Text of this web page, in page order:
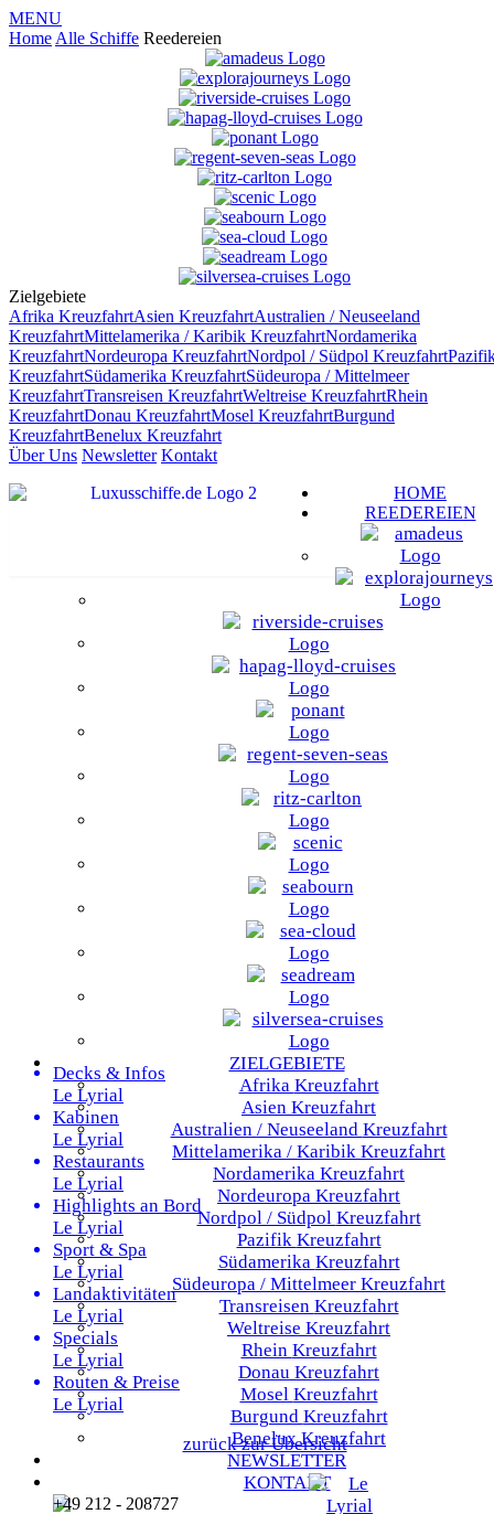
MENU
Home Alle Schiffe Reedereien
Zielgebiete
Afrika KreuzfahrtAsien KreuzfahrtAustralien / Neuseeland
KreuzfahrtMittelamerika / Karibik KreuzfahrtNordamerika
KreuzfahrtNordeuropa KreuzfahrtNordpol / Südpol Kreuzfahrt
KreuzfahrtSüdamerika KreuzfahrtSüdeuropa / Mittelmeer
KreuzfahrtTransreisen KreuzfahrtWeltreise KreuzfahrtRhein
KreuzfahrtDonau KreuzfahrtMosel KreuzfahrtBurgund
KreuzfahrtBenelux Kreuzfahrt
Über Uns Newsletter Kontakt
HOME
REEDEREIEN
ZIELGEBIETE
Afrika Kreuzfahrt
Asien Kreuzfahrt
Australien / Neuseeland Kreuzfahrt
Mittelamerika / Karibik Kreuzfahrt
Nordamerika Kreuzfahrt
Nordeuropa Kreuzfahrt
Nordpol / Südpol Kreuzfahrt
Pazifik Kreuzfahrt
Südamerika Kreuzfahrt
Südeuropa / Mittelmeer Kreuzfahrt
Transreisen Kreuzfahrt
Weltreise Kreuzfahrt
Rhein Kreuzfahrt
Donau Kreuzfahrt
Mosel Kreuzfahrt
Burgund Kreuzfahrt
BeneluxKreuzfahrt
NEWSLETTER
KONTAKT
+49 212 - 208727
Decks & Infos
Le Lyrial
Kabinen
Le Lyrial
Restaurants
Le Lyrial
Highlights an Bord
Le Lyrial
Sport & Spa
Le Lyrial
Landaktivitäten
Le Lyrial
Specials
Le Lyrial
Routen & Preise
Le Lyrial
zurück zur Übersicht